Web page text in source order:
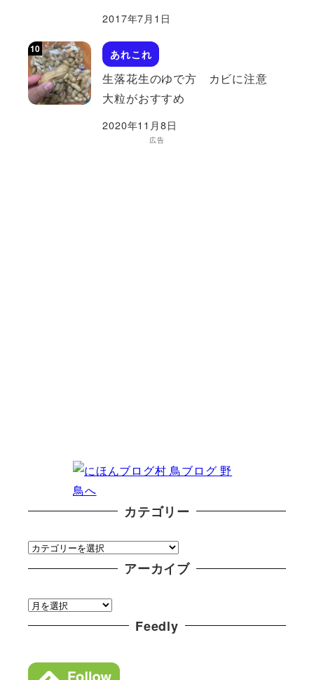
2017年7月1日
あれこれ
生落花生のゆで方 カビに注意
大粒がおすすめ
2020年11月8日
広告
カテゴリー
カ
テ
リ
ー
アーカイブ
ア
ー
イ
Feedly